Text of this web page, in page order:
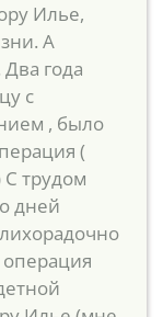
Илье,
А
года
с
, было
(
трудом
дней